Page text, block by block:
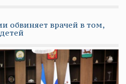
обвиняет врачей в том,